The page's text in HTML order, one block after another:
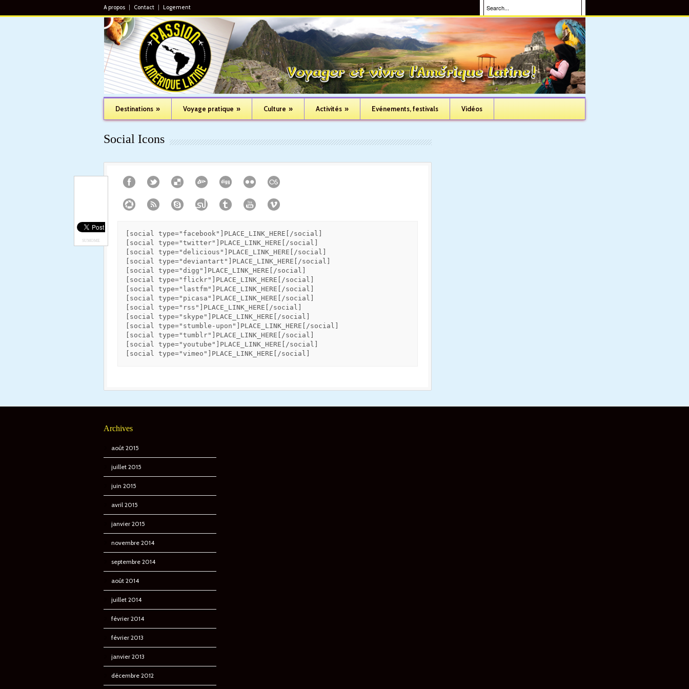
A propos Contact Logement
Destinations » Voyage pratique » Culture » Activités » Evénements, festivals Vidéos
Social Icons
SUMOME
[social type="facebook"]PLACE_LINK_HERE[/social]
[social type="twitter"]PLACE_LINK_HERE[/social]
[social type="delicious"]PLACE_LINK_HERE[/social]
[social type="deviantart"]PLACE_LINK_HERE[/social]
[social type="digg"]PLACE_LINK_HERE[/social]
[social type="flickr"]PLACE_LINK_HERE[/social]
[social type="lastfm"]PLACE_LINK_HERE[/social]
[social type="picasa"]PLACE_LINK_HERE[/social]
[social type="rss"]PLACE_LINK_HERE[/social]
[social type="skype"]PLACE_LINK_HERE[/social]
[social type="stumble-upon"]PLACE_LINK_HERE[/social]
[social type="tumblr"]PLACE_LINK_HERE[/social]
[social type="youtube"]PLACE_LINK_HERE[/social]
[social type="vimeo"]PLACE_LINK_HERE[/social]
Archives
août 2015
juillet 2015
juin 2015
avril 2015
janvier 2015
novembre 2014
septembre 2014
août 2014
juillet 2014
février 2014
février 2013
janvier 2013
décembre 2012